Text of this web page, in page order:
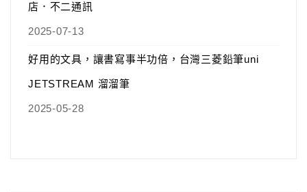
店．不二通訊
2025-07-13
好用的文具，讓書寫事半功倍，台灣三菱鉛筆uni
JETSTREAM 溜溜筆
2025-05-28